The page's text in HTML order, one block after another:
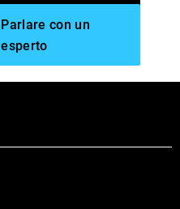
Parlare con un
esperto